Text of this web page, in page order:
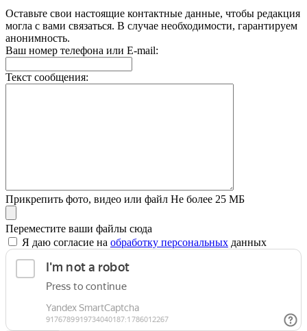
Оставьте свои настоящие контактные данные, чтобы редакция
могла с вами связаться. В случае необходимости, гарантируем
анонимность.
Ваш номер телефона или E-mail:
Текст сообщения:
Прикрепить фото, видео или файл Не более 25 МБ
Переместите ваши файлы сюда
Я даю согласие на обработку персональных данных